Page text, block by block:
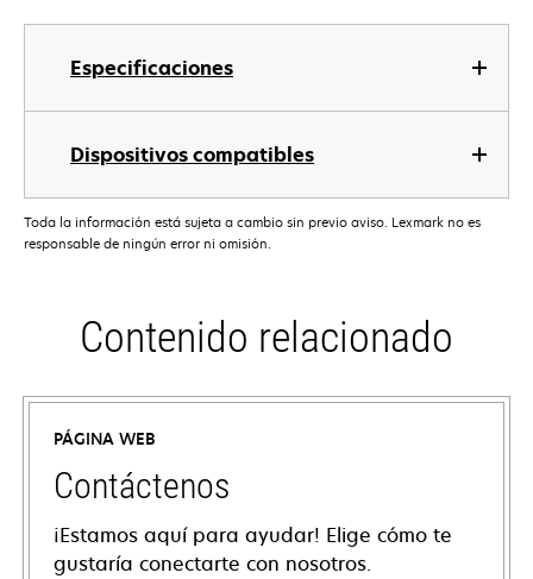
Especificaciones
Dispositivos compatibles
Toda la información está sujeta a cambio sin previo aviso. Lexmark no es
responsable de ningún error ni omisión.
Contenido relacionado
PÁGINA WEB
Contáctenos
¡Estamos aquí para ayudar! Elige cómo te
gustaría conectarte con nosotros.